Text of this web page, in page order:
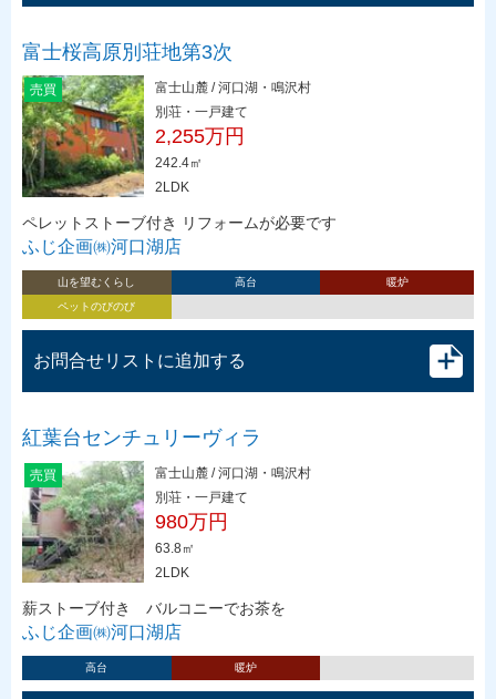
富士桜高原別荘地第3次
売買
富士山麓 / 河口湖・鳴沢村
別荘・一戸建て
2,255万円
242.4㎡
2LDK
ペレットストーブ付き リフォームが必要です
ふじ企画㈱河口湖店
山を望むくらし 高台
暖炉
ペットのびのび
お問合せリストに追加する
紅葉台センチュリーヴィラ
売買
富士山麓 / 河口湖・鳴沢村
別荘・一戸建て
980万円
63.8㎡
2LDK
薪ストーブ付き バルコニーでお茶を
ふじ企画㈱河口湖店
高台 暖炉